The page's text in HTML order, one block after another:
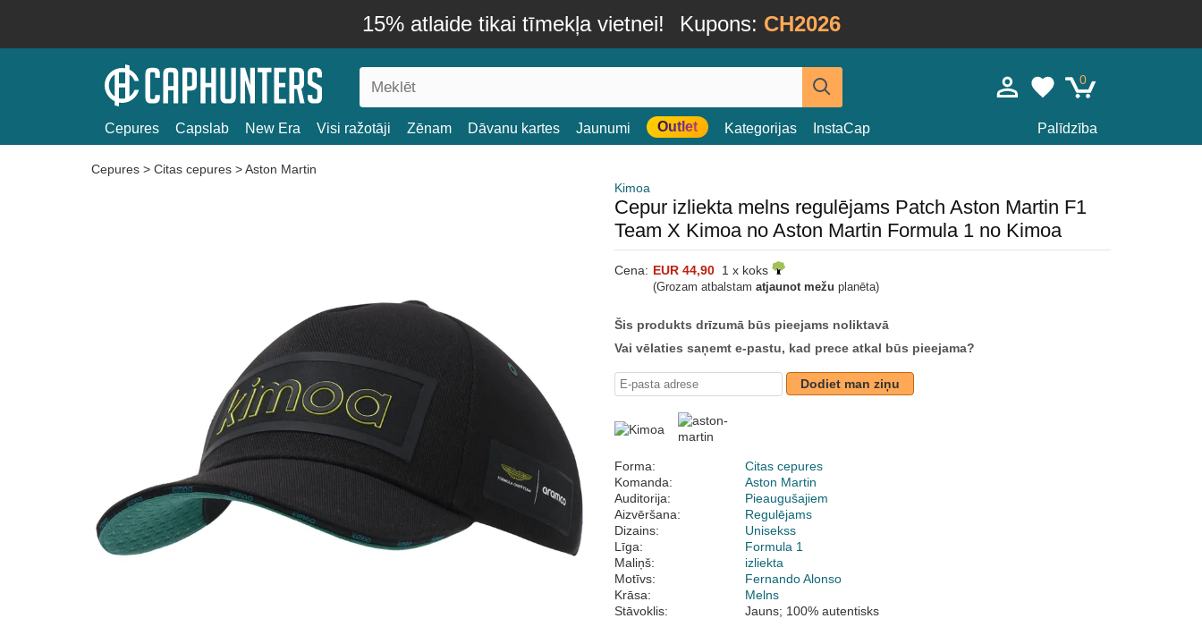
15% atlaide tikai tīmekļa vietnei! Kupons: CH2026
0
Cepures Capslab New Era Visi ražotāji Zēnam Dāvanu kartes Jaunumi Outlet Kategorijas InstaCap Palīdzība
Cepures > Citas cepures >Aston Martin
Kimoa
Cepur izliekta melns regulējams Patch Aston Martin F1
Team X Kimoa no Aston Martin Formula 1 no Kimoa
Cena: EUR 44,90 1 x koks
(Grozam atbalstam atjaunot mežu planēta)
Šis produkts drīzumā būs pieejams noliktavā
Vai vēlaties saņemt e-pastu, kad prece atkal būs pieejama?
Dodiet man ziņu
Forma:
Citas cepures
Komanda:
Aston Martin
Auditorija:
Pieaugušajiem
Aizvēršana:
Regulējams
Dizains:
Unisekss
Līga:
Formula 1
Maliņš:
izliekta
Motīvs:
Fernando Alonso
Krāsa:
Melns
Stāvoklis:
Jauns; 100% autentisks